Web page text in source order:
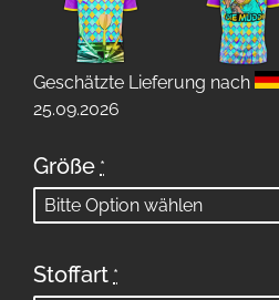
Geschätzte Lieferung nach
25.09.2026
Größe *
Stoffart *